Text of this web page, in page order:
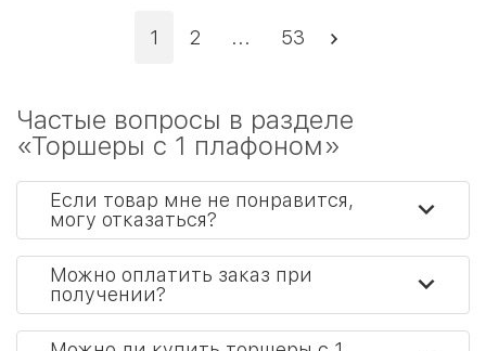
1 2 ... 53
Частые вопросы в разделе
«Торшеры с 1 плафоном»
Если товар мне не понравится,
могу отказаться?
Можно оплатить заказ при
получении?